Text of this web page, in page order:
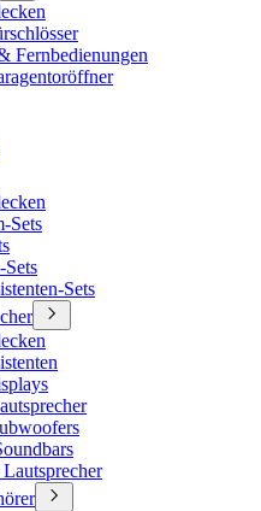
Fernbedienungen
Sets
Sets